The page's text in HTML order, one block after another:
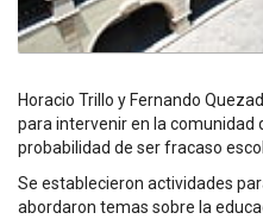
Horacio Trillo y Fernando
para intervenir en la
probabilidad de ser fracaso
Se establecieron actividades
abordaron temas sobre la